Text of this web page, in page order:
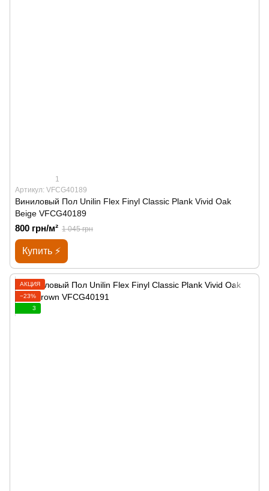
1
Артикул: VFCG40189
Виниловый Пол Unilin Flex Finyl Classic Plank Vivid Oak
Beige VFCG40189
800 грн/м² 1 045 грн
Купить ⚡
АКЦИЯ
−23%
3